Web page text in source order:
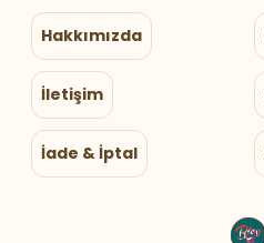
Hakkımızda
İletişim
İade & İptal